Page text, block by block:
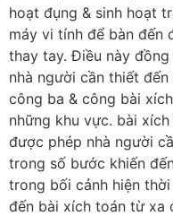
hoạt đụng & sinh hoạt
máy vi tính để bàn đến
thay tay. Điều này
nhà người cần thiết
công ba & công bài
những khu vực. bài
được phép nhà người
trong số bước khiến
trong bối cảnh hiện
đến bài xích toán từ xa